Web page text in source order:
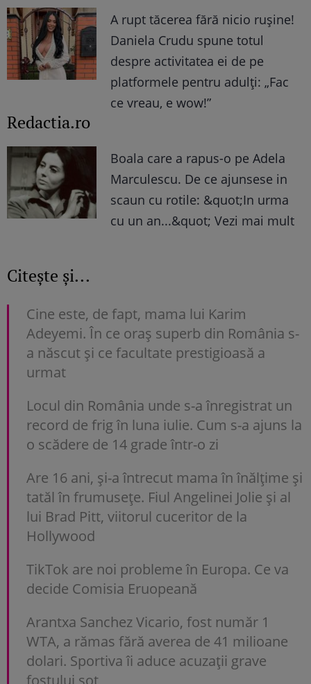
A rupt tăcerea fără nicio rușine!
Daniela Crudu spune totul
despre activitatea ei de pe
platformele pentru adulți: „Fac
ce vreau, e wow!”
Redactia.ro
Boala care a rapus-o pe Adela
Marculescu. De ce ajunsese in
scaun cu rotile: &quot;In urma
cu un an...&quot; Vezi mai mult
Citește și...
Cine este, de fapt, mama lui Karim
Adeyemi. În ce oraș superb din România s-
a născut și ce facultate prestigioasă a
urmat
Locul din România unde s-a înregistrat un
record de frig în luna iulie. Cum s-a ajuns la
o scădere de 14 grade într-o zi
Are 16 ani, și-a întrecut mama în înălțime și
tatăl în frumusețe. Fiul Angelinei Jolie și al
lui Brad Pitt, viitorul cuceritor de la
Hollywood
TikTok are noi probleme în Europa. Ce va
decide Comisia Eruopeană
Arantxa Sanchez Vicario, fost număr 1
WTA, a rămas fără averea de 41 milioane
dolari. Sportiva îi aduce acuzații grave